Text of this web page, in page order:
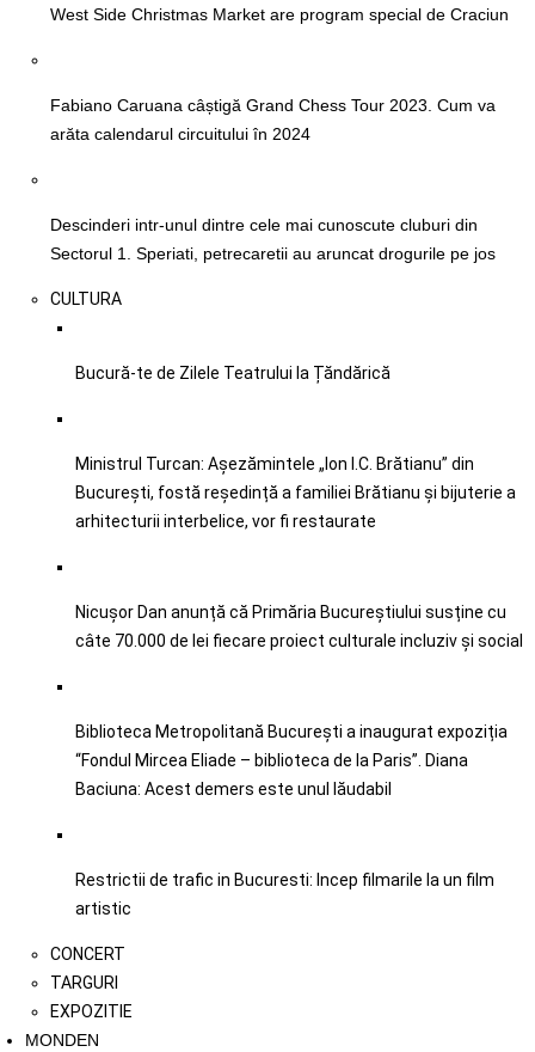
West Side Christmas Market are program special de Craciun
Fabiano Caruana câștigă Grand Chess Tour 2023. Cum va
arăta calendarul circuitului în 2024
Descinderi intr-unul dintre cele mai cunoscute cluburi din
Sectorul 1. Speriati, petrecaretii au aruncat drogurile pe jos
CULTURA
Bucură-te de Zilele Teatrului la Țăndărică
Ministrul Turcan: Așezămintele „Ion I.C. Brătianu” din
București, fostă reședință a familiei Brătianu și bijuterie a
arhitecturii interbelice, vor fi restaurate
Nicușor Dan anunță că Primăria Bucureștiului susține cu
câte 70.000 de lei fiecare proiect culturale incluziv şi social
Biblioteca Metropolitană București a inaugurat expoziția
“Fondul Mircea Eliade – biblioteca de la Paris”. Diana
Baciuna: Acest demers este unul lăudabil
Restrictii de trafic in Bucuresti: Incep filmarile la un film
artistic
CONCERT
TARGURI
EXPOZITIE
MONDEN